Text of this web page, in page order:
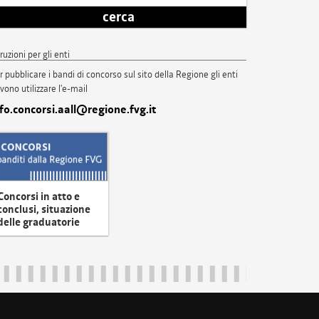
cerca
per gli enti
pubblicare i bandi di concorso sul sito della Regione gli enti
utilizzare l'e-mail
in atto e
situazione
graduatorie